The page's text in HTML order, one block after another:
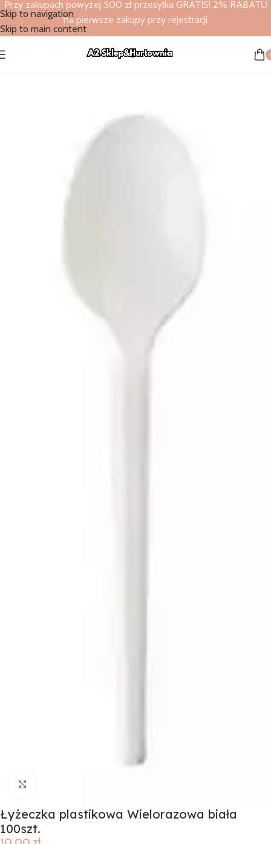
Skip to navigation
Skip to main content
Przy zakupach powyżej 500 zł przesyłka GRATIS! 2% RABATU
na pierwsze zakupy przy rejestracji
Strona główna Artykuły gastronomiczne
Łyżeczka plastikowa Wielorazowa biała
100szt.